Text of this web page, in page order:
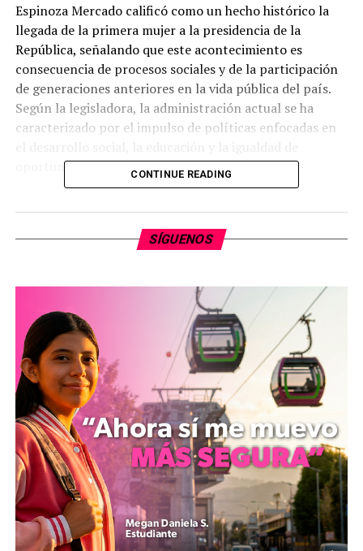
Espinoza Mercado calificó como un hecho histórico la
llegada de la primera mujer a la presidencia de la
República, señalando que este acontecimiento es
consecuencia de procesos sociales y de la participación
de generaciones anteriores en la vida pública del país.
Según la legisladora, la administración actual se ha
caracterizado por el impulso de políticas enfocadas en
oportunidades.
referente para niñas y jóvenes en materia de
desde el Congreso del Estado de Michoacán para el
fortalecimiento de políticas públicas orientadas al
bienestar estatal.
Diana Espinoza concluyó que la actual gestión federal
representa un cambio en el liderazgo político del país,
fundamentado en la preparación profesional y el
compromiso institucional hacia la población.
mizitacuaro.
Comparte con:
CONTINUE READING
SÍGUENOS